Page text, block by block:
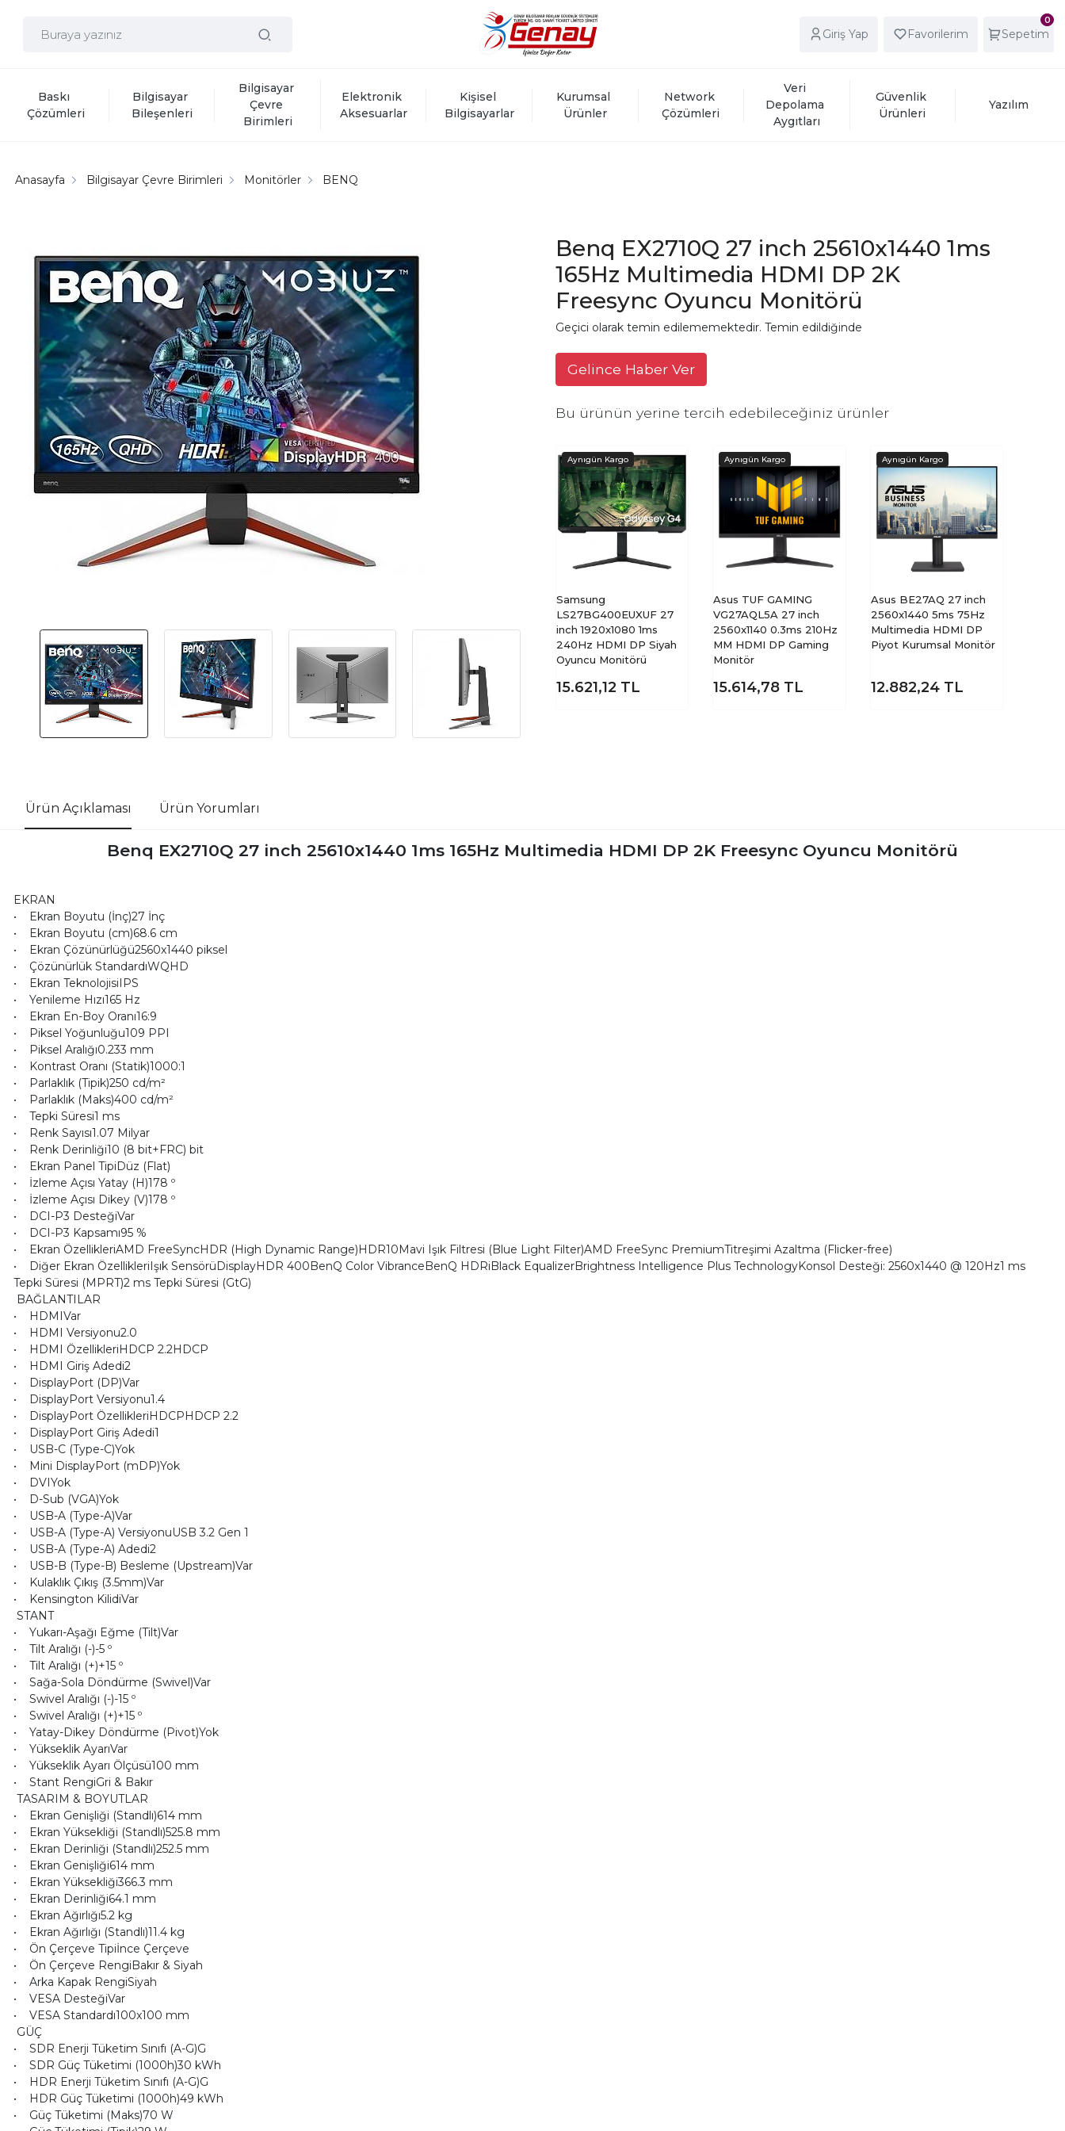
Giriş Yap Favorilerim
0
Sepetim
Baskı
Çözümleri
Bilgisayar
Bileşenleri
Bilgisayar
Çevre
Birimleri
Elektronik
Aksesuarlar
Kişisel
Bilgisayarlar
Kurumsal
Ürünler
Network
Çözümleri
Veri
Depolama
Aygıtları
Güvenlik
Ürünleri
Yazılım
Anasayfa Bilgisayar Çevre Birimleri Monitörler BENQ
Benq EX2710Q 27 inch 25610x1440 1ms
165Hz Multimedia HDMI DP 2K
Freesync Oyuncu Monitörü
Geçici olarak temin edilememektedir. Temin edildiğinde
Gelince Haber Ver
Bu ürünün yerine tercih edebileceğiniz ürünler
Samsung
LS27BG400EUXUF 27
inch 1920x1080 1ms
240Hz HDMI DP Siyah
Oyuncu Monitörü
15.621,12 TL
Asus TUF GAMING
VG27AQL5A 27 inch
2560x1140 0.3ms 210Hz
MM HDMI DP Gaming
Monitör
15.614,78 TL
Asus BE27AQ 27 inch
2560x1440 5ms 75Hz
Multimedia HDMI DP
Piyot Kurumsal Monitör
12.882,24 TL
Ürün Açıklaması Ürün Yorumları
Benq EX2710Q 27 inch 25610x1440 1ms 165Hz Multimedia HDMI DP 2K Freesync Oyuncu Monitörü
EKRAN
• Ekran Boyutu (İnç)27 İnç
• Ekran Boyutu (cm)68.6 cm
• Ekran Çözünürlüğü2560x1440 piksel
• Çözünürlük StandardıWQHD
• Ekran TeknolojisiIPS
• Yenileme Hızı165 Hz
• Ekran En-Boy Oranı16:9
• Piksel Yoğunluğu109 PPI
• Piksel Aralığı0.233 mm
• Kontrast Oranı (Statik)1000:1
• Parlaklık (Tipik)250 cd/m²
• Parlaklık (Maks)400 cd/m²
• Tepki Süresi1 ms
• Renk Sayısı1.07 Milyar
• Renk Derinliği10 (8 bit+FRC) bit
• Ekran Panel TipiDüz (Flat)
• İzleme Açısı Yatay (H)178 º
• İzleme Açısı Dikey (V)178 º
• DCI-P3 DesteğiVar
• DCI-P3 Kapsamı95 %
• Ekran ÖzellikleriAMD FreeSyncHDR (High Dynamic Range)HDR10Mavi Işık Filtresi (Blue Light Filter)AMD FreeSync PremiumTitreşimi Azaltma (Flicker-free)
• Diğer Ekran ÖzellikleriIşık SensörüDisplayHDR 400BenQ Color Vibrance‎BenQ HDRiBlack EqualizerBrightness Intelligence Plus TechnologyKonsol Desteği: 2560x1440 @ 120Hz1 ms
Tepki Süresi (MPRT)2 ms Tepki Süresi (GtG)
BAĞLANTILAR
• HDMIVar
• HDMI Versiyonu2.0
• HDMI ÖzellikleriHDCP 2.2HDCP
• HDMI Giriş Adedi2
• DisplayPort (DP)Var
• DisplayPort Versiyonu1.4
• DisplayPort ÖzellikleriHDCPHDCP 2.2
• DisplayPort Giriş Adedi1
• USB-C (Type-C)Yok
• Mini DisplayPort (mDP)Yok
• DVIYok
• D-Sub (VGA)Yok
• USB-A (Type-A)Var
• USB-A (Type-A) VersiyonuUSB 3.2 Gen 1
• USB-A (Type-A) Adedi2
• USB-B (Type-B) Besleme (Upstream)Var
• Kulaklık Çıkış (3.5mm)Var
• Kensington KilidiVar
STANT
• Yukarı-Aşağı Eğme (Tilt)Var
• Tilt Aralığı (-)-5 º
• Tilt Aralığı (+)+15 º
• Sağa-Sola Döndürme (Swivel)Var
• Swivel Aralığı (-)-15 º
• Swivel Aralığı (+)+15 º
• Yatay-Dikey Döndürme (Pivot)Yok
• Yükseklik AyarıVar
• Yükseklik Ayarı Ölçüsü100 mm
• Stant RengiGri & Bakır
TASARIM & BOYUTLAR
• Ekran Genişliği (Standlı)614 mm
• Ekran Yüksekliği (Standlı)525.8 mm
• Ekran Derinliği (Standlı)252.5 mm
• Ekran Genişliği614 mm
• Ekran Yüksekliği366.3 mm
• Ekran Derinliği64.1 mm
• Ekran Ağırlığı5.2 kg
• Ekran Ağırlığı (Standlı)11.4 kg
• Ön Çerçeve Tipiİnce Çerçeve
• Ön Çerçeve RengiBakır & Siyah
• Arka Kapak RengiSiyah
• VESA DesteğiVar
• VESA Standardı100x100 mm
GÜÇ
• SDR Enerji Tüketim Sınıfı (A-G)G
• SDR Güç Tüketimi (1000h)30 kWh
• HDR Enerji Tüketim Sınıfı (A-G)G
• HDR Güç Tüketimi (1000h)49 kWh
• Güç Tüketimi (Maks)70 W